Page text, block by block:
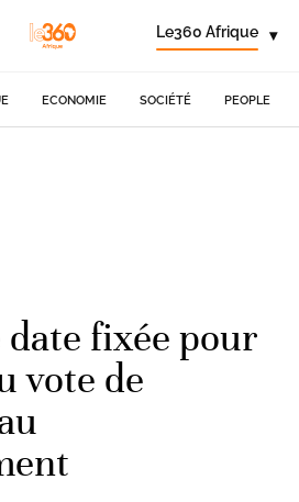
Le360 Afrique ▾
ECONOMIE SOCIÉTÉ PEOPLE
fixée pour
vote de